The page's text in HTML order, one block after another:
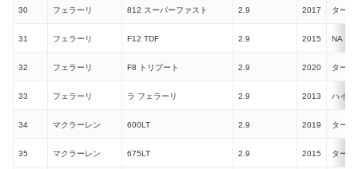
30 フェラーリ 812 スーパーファスト 2.9 2017 ターボ
31 フェラーリ F12 TDF 2.9 2015 NA
32 フェラーリ F8 トリブート 2.9 2020 ターボ
33 フェラーリ ラ フェラーリ 2.9 2013 ハイブ
34 マクラーレン 600LT 2.9 2019 ターボ
35 マクラーレン 675LT 2.9 2015 ターボ